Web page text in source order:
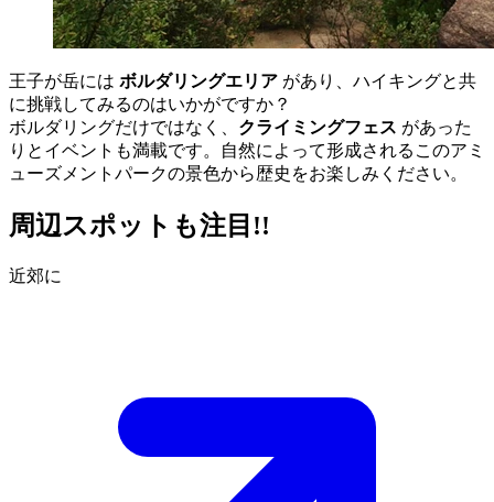
王子が岳には ボルダリングエリア があり、ハイキングと共
に挑戦してみるのはいかがですか？
ボルダリングだけではなく、 クライミングフェス があった
りとイベントも満載です。自然によって形成されるこのアミ
ューズメントパークの景色から歴史をお楽しみください。
周辺スポットも注目!!
近郊に